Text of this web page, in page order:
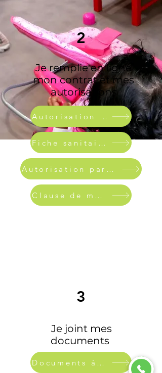
2
Je remplie en ligne
mon contrat et mes
autorisations
Autorisation photo
Fiche sanitaire
Autorisation parental
Clause de mandat
3
Je joint mes
documents
Documents à fournir